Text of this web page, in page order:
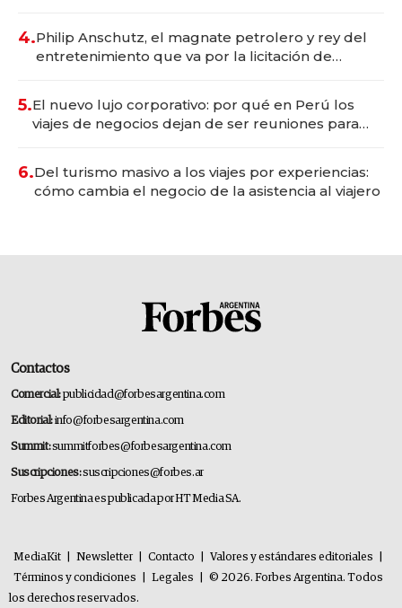
4.Philip Anschutz, el magnate petrolero y rey del
entretenimiento que va por la licitación de
5.El nuevo lujo corporativo: por qué en Perú los
viajes de negocios dejan de ser reuniones para
6.Del turismo masivo a los viajes por experiencias:
cómo cambia el negocio de la asistencia al viajero
Contactos
Comercial:publicidad@forbesargentina.com
Editorial:info@forbesargentina.com
Summit:summitforbes@forbesargentina.com
Suscripciones:suscripciones@forbes.ar
Forbes Argentina es publicada por HT Media SA.
MediaKit Newsletter Contacto Valores y estándares editoriales
Términos y condiciones
Legales
© 2026. Forbes Argentina. Todos
los derechos reservados.